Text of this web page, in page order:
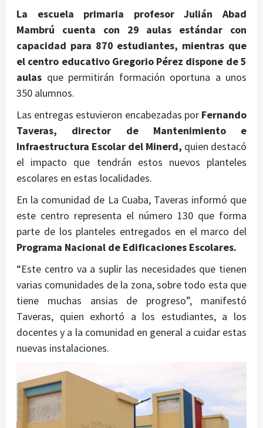
La escuela primaria profesor Julián Abad
Mambrú cuenta con 29 aulas estándar con
capacidad para 870 estudiantes, mientras que
el centro educativo Gregorio Pérez dispone de 5
aulas que permitirán formación oportuna a unos
350 alumnos.
Las entregas estuvieron encabezadas por Fernando
Taveras, director de Mantenimiento e
Infraestructura Escolar del Minerd, quien destacó
el impacto que tendrán estos nuevos planteles
escolares en estas localidades.
En la comunidad de La Cuaba, Taveras informó que
este centro representa el número 130 que forma
parte de los planteles entregados en el marco del
Programa Nacional de Edificaciones Escolares.
“Este centro va a suplir las necesidades que tienen
varias comunidades de la zona, sobre todo esta que
tiene muchas ansias de progreso”, manifestó
Taveras, quien exhortó a los estudiantes, a los
docentes y a la comunidad en general a cuidar estas
nuevas instalaciones.